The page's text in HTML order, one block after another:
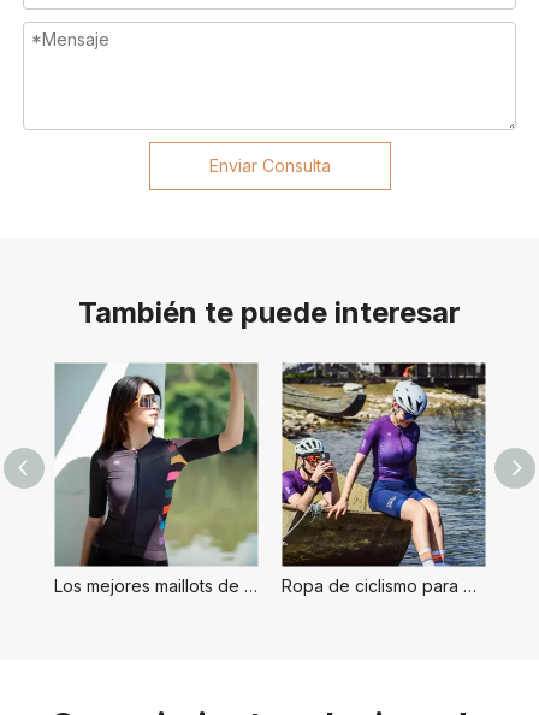
Enviar Consulta
También te puede interesar
Los mejores maillots de ciclismo para mujer de secado rápido Ropa de ciclismo para dama de secado rápido